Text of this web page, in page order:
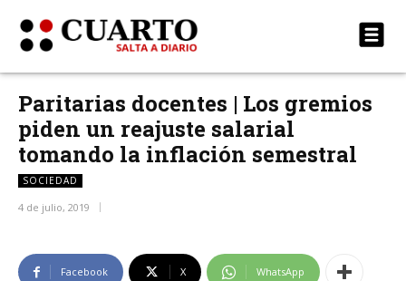
Paritarias docentes | Los gremios
piden un reajuste salarial
tomando la inflación semestral
SOCIEDAD
4 de julio, 2019
Facebook X WhatsApp